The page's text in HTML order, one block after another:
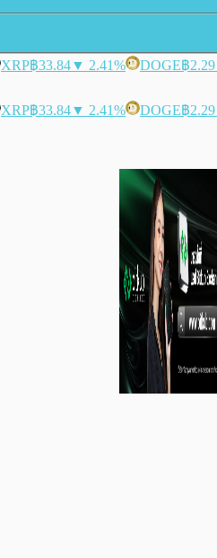
XRP฿33.84▼ 2.41% DOGE฿2.29
XRP฿33.84▼ 2.41% DOGE฿2.29